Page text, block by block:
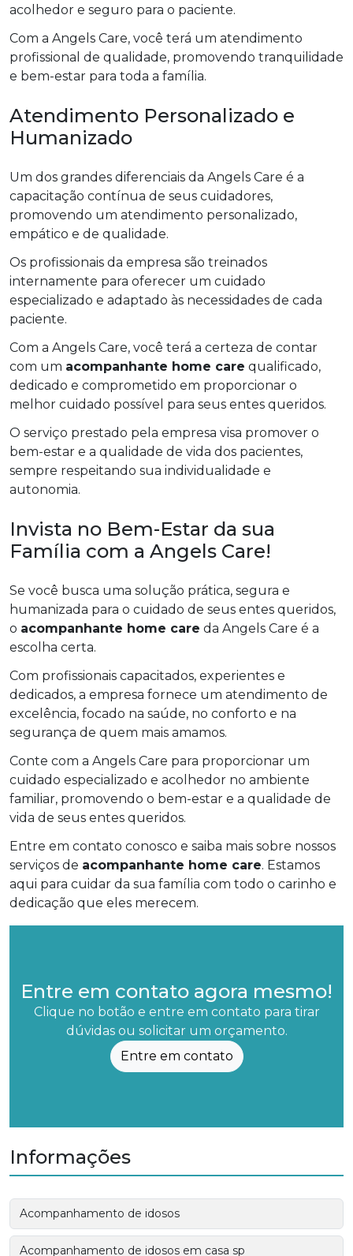
acolhedor e seguro para o paciente.
Com a Angels Care, você terá um atendimento
profissional de qualidade, promovendo tranquilidade
e bem-estar para toda a família.
Atendimento Personalizado e
Humanizado
Um dos grandes diferenciais da Angels Care é a
capacitação contínua de seus cuidadores,
promovendo um atendimento personalizado,
empático e de qualidade.
Os profissionais da empresa são treinados
internamente para oferecer um cuidado
especializado e adaptado às necessidades de cada
paciente.
Com a Angels Care, você terá a certeza de contar
com um acompanhante home care qualificado,
dedicado e comprometido em proporcionar o
melhor cuidado possível para seus entes queridos.
O serviço prestado pela empresa visa promover o
bem-estar e a qualidade de vida dos pacientes,
sempre respeitando sua individualidade e
autonomia.
Invista no Bem-Estar da sua
Família com a Angels Care!
Se você busca uma solução prática, segura e
humanizada para o cuidado de seus entes queridos,
o acompanhante home care da Angels Care é a
escolha certa.
Com profissionais capacitados, experientes e
dedicados, a empresa fornece um atendimento de
excelência, focado na saúde, no conforto e na
segurança de quem mais amamos.
Conte com a Angels Care para proporcionar um
cuidado especializado e acolhedor no ambiente
familiar, promovendo o bem-estar e a qualidade de
vida de seus entes queridos.
Entre em contato conosco e saiba mais sobre nossos
serviços de acompanhante home care. Estamos
aqui para cuidar da sua família com todo o carinho e
dedicação que eles merecem.
Entre em contato agora mesmo!
Clique no botão e entre em contato para tirar
dúvidas ou solicitar um orçamento.
Entre em contato
Informações
Acompanhamento de idosos
Acompanhamento de idosos em casa sp